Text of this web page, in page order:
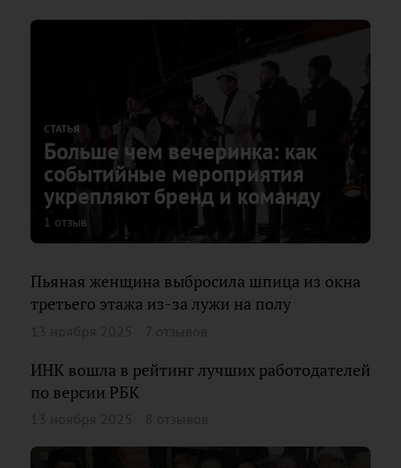
СТАТЬЯ
Больше чем вечеринка: как
событийные мероприятия
укрепляют бренд и команду
1 отзыв
Пьяная женщина выбросила шпица из окна
третьего этажа из-за лужи на полу
ИНК вошла в рейтинг лучших работодателей
по версии РБК